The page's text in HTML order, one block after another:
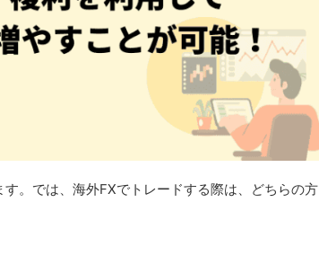
。では、海外FXでトレードする際は、どちらの方